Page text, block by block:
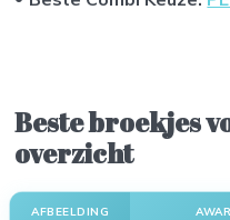
Beste broekjes
overzicht
AFBEELDING